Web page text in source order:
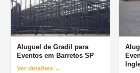
Aluguel de Gradil para
Eventos em Barretos SP
Ver detalhes →